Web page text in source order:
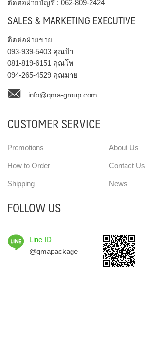
ติดต่อฝ่ายบัญชี : 062-809-2424
SALES & MARKETING EXECUTIVE
ติดต่อฝ่ายขาย
093-939-5403 คุณบิว
081-819-6151 คุณโท
094-265-4529 คุณมาย
info@qma-group.com
CUSTOMER SERVICE
Promotions
How to Order
Shipping
About Us
Contact Us
News
FOLLOW US
Line ID
@qmapackage